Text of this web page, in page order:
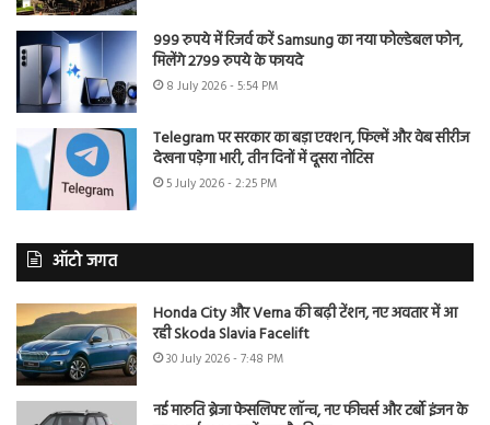
999 रुपये में रिजर्व करें Samsung का नया फोल्डेबल फोन,
मिलेंगे 2799 रुपये के फायदे
8 July 2026 - 5:54 PM
Telegram पर सरकार का बड़ा एक्शन, फिल्में और वेब सीरीज
देखना पड़ेगा भारी, तीन दिनों में दूसरा नोटिस
5 July 2026 - 2:25 PM
ऑटो जगत
Honda City और Verna की बढ़ी टेंशन, नए अवतार में आ
रही Skoda Slavia Facelift
30 July 2026 - 7:48 PM
नई मारुति ब्रेजा फेसलिफ्ट लॉन्च, नए फीचर्स और टर्बो इंजन के